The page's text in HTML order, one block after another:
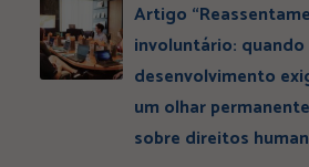
Artigo
involuntário: quando
desenvolvimento
um olhar permanente
sobre direitos